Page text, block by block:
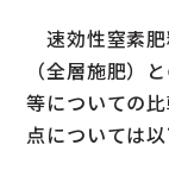
速効性窒素
（全層施肥）
等についての
点については以